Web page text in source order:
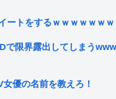
ートをするｗｗｗｗｗｗ
で限界露出してしまう
優の名前を教えろ！